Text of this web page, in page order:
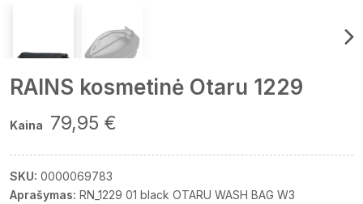
RAINS kosmetinė Otaru 1229
Kaina 79,95 €
SKU: 0000069783
Aprašymas: RN_1229 01 black OTARU WASH BAG W3